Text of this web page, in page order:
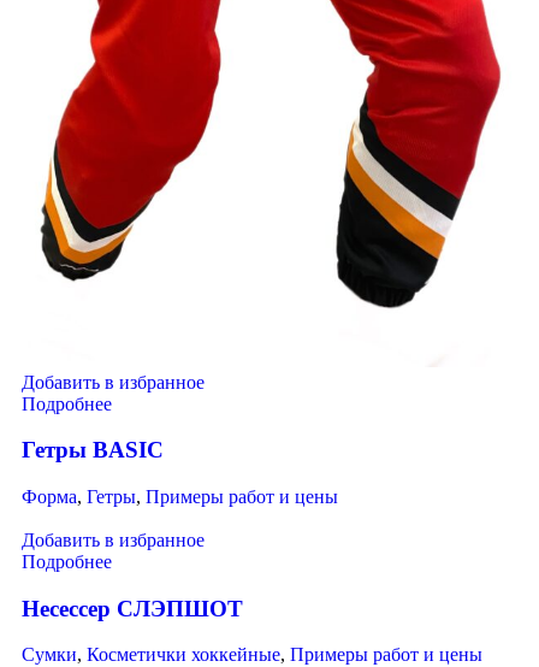
Добавить в избранное
Подробнее
Гетры BASIC
Форма, Гетры, Примеры работ и цены
Добавить в избранное
Подробнее
Несессер СЛЭПШОТ
Сумки, Косметички хоккейные, Примеры работ и цены